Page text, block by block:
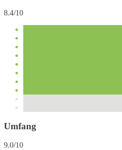
8.4/10
Umfang
9.0/10